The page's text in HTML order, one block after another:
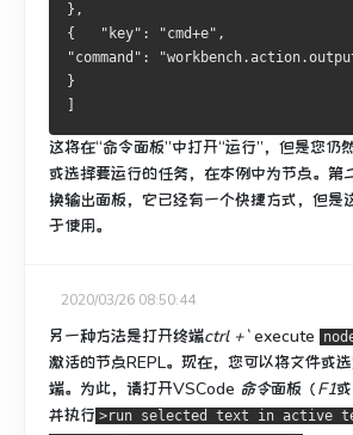
},
{   "key": "cmd+e",
"command":
}
这将在“命令面板”中打开“运行”，但是您仍
或选择要运行的任务，在本例中为节点。 第
换输出面板，它已经有一个快捷方式，但是
于使用。
2020/03/26 08:50:44
另一种方法是打开终端ctrl +`execute
激活的节点REPL。 现在，您可以将文件或
端。 为此，请打开VSCode 命令面板 （F1或
并执行 >run selected text in active